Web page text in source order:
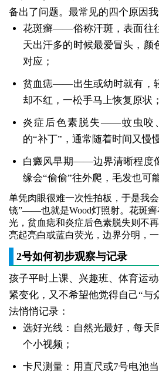
备出了问题。最常见的四个原因我
花斑癣——俗称汗斑，表面往
天出汗多的时候最爱冒头，颜
对应；
贫血痣——出生或幼时就有，
却不红，一松手马上恢复原状；
炎症后色素脱失——蚊虫咬
的“补丁”，通常随着时间又慢
白癜风早期——边界清晰程度
缘会“偷偷”往外爬，毛发也可
单凭肉眼很难一次性拍板，于是我
镜”——也就是Wood灯照射。花斑癣
光，贫血痣和炎症后色素脱失则不
亮起亮白或蓝白荧光，边界分明，一
2号如何初步观察与记录
孩子平时上课、兴趣班、体育运
紧变化，又不希望他觉得自己“与
法悄悄记录：
选好光线：自然光最好，每天
个小视频；
卡尺测量：用直尺或7号电池